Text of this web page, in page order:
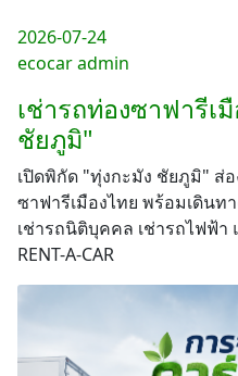
2026-07-24
ecocar admin
เช่ารถท่องซาฟารีเ
ชัยภูมิ"
เปิดพิกัด "ทุ่งกะมัง ชัยภูมิ" ส่
ซาฟารีเมืองไทย พร้อมเดินท
เช่ารถนิติบุคคล เช่ารถไฟฟ้า
RENT-A-CAR